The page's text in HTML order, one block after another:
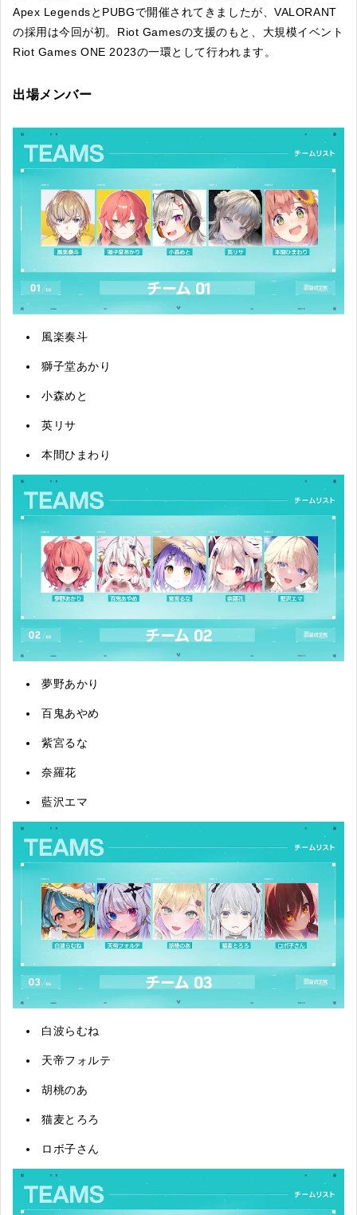
Apex LegendsとPUBGで開催されてきましたが、VALORANT
の採用は今回が初。Riot Gamesの支援のもと、大規模イベント
Riot Games ONE 2023の一環として行われます。
出場メンバー
風楽奏斗
獅子堂あかり
小森めと
英リサ
本間ひまわり
夢野あかり
百鬼あやめ
紫宮るな
奈羅花
藍沢エマ
白波らむね
天帝フォルテ
胡桃のあ
猫麦とろろ
ロボ子さん